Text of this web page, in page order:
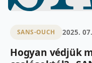
SANS-OUCH 2025.
Hogyan védjük